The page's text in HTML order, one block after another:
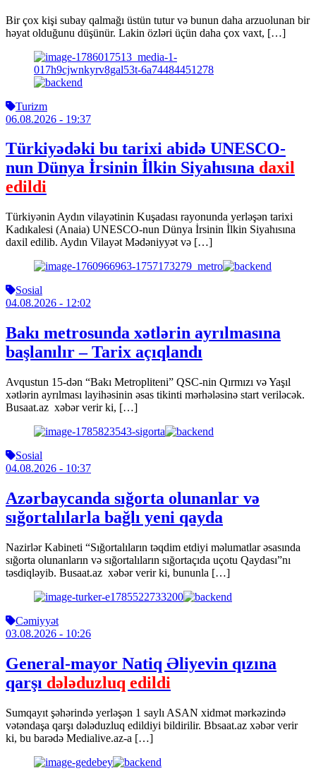
Bir çox kişi subay qalmağı üstün tutur və bunun daha arzuolunan bir
həyat olduğunu düşünür. Lakin özləri üçün daha çox vaxt, […]
Turizm
06.08.2026 - 19:37
Türkiyədəki bu tarixi abidə UNESCO-
nun Dünya İrsinin İlkin Siyahısına daxil
edildi
Türkiyənin Aydın vilayətinin Kuşadası rayonunda yerləşən tarixi
Kadıkalesi (Anaia) UNESCO-nun Dünya İrsinin İlkin Siyahısına
daxil edilib. Aydın Vilayət Mədəniyyət və […]
Sosial
04.08.2026 - 12:02
Bakı metrosunda xətlərin ayrılmasına
başlanılır – Tarix açıqlandı
Avqustun 15-dən “Bakı Metropliteni” QSC-nin Qırmızı və Yaşıl
xətlərin ayrılması layihəsinin əsas tikinti mərhələsinə start veriləcək.
Busaat.az xəbər verir ki, […]
Sosial
04.08.2026 - 10:37
Azərbaycanda sığorta olunanlar və
sığortalılarla bağlı yeni qayda
Nazirlər Kabineti “Sığortalıların təqdim etdiyi məlumatlar əsasında
sığorta olunanların və sığortalıların sığortaçıda uçotu Qaydası”nı
təsdiqləyib. Busaat.az xəbər verir ki, bununla […]
Cəmiyyət
03.08.2026 - 10:26
General-mayor Natiq Əliyevin qızına
qarşı dələduzluq edildi
Sumqayıt şəhərində yerləşən 1 saylı ASAN xidmət mərkəzində
vətəndaşa qarşı dələduzluq edildiyi bildirilir. Bbsaat.az xəbər verir
ki, bu barədə Medialive.az-a […]